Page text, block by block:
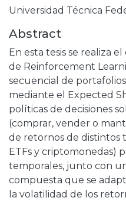
Universidad Técnica
Abstract
En esta tesis se realiza
de Reinforcement
secuencial de
mediante el Expected
políticas de decisiones
(comprar, vender o
de retornos de distintos
ETFs y criptomonedas)
temporales, junto con
compuesta que se
la volatilidad de los